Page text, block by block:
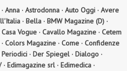
Anna · Astrodonna · Auto Oggi · Avere
· Bella · BMW Magazine (D) ·
Casa Vogue · Cavallo Magazine · Cetem
· Colors Magazine · Come · Confidenze
· Der Spiegel · Dialogo ·
Edimagazine srl · Edimedica ·